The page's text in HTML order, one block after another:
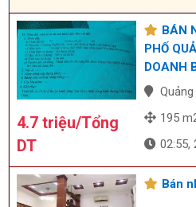
4.7 triệu/Tổng
DT
BÁN
PHỐ
DOANH
195
02:55,
Bán